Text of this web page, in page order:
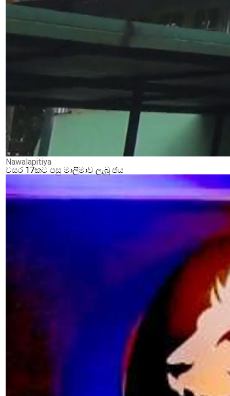
Nawalapitiya
වසර 17කට පසු මාලිමාව ලැබූ ජය